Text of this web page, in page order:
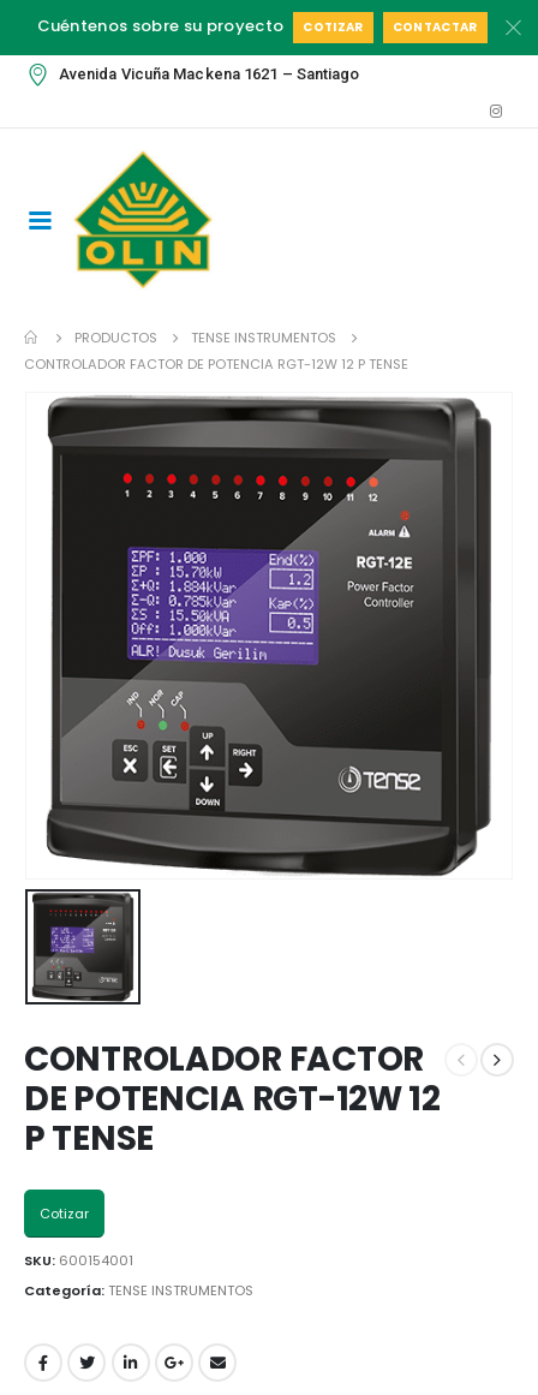
Cuéntenos sobre su proyecto COTIZAR CONTACTAR
Avenida Vicuña Mackena 1621 – Santiago
PRODUCTOS
TENSE INSTRUMENTOS
CONTROLADOR FACTOR DE POTENCIA RGT-12W 12 P TENSE
CONTROLADOR FACTOR
DE POTENCIA RGT-12W 12
P TENSE
Cotizar
SKU: 600154001
Categoría:TENSE INSTRUMENTOS